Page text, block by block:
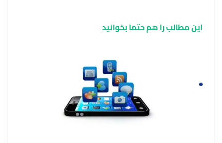
این مطالب را هم حتما بخوانید